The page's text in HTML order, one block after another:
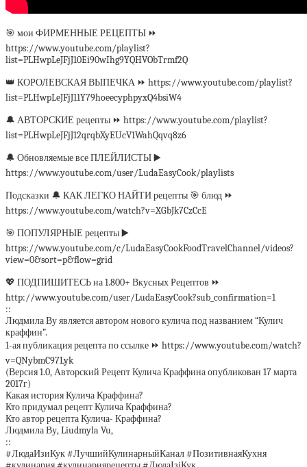
🎯 мои ФИРМЕННЫЕ РЕЦЕПТЫ ⏩
https://www.youtube.com/playlist?
list=PLHwpLeJFjJ10Ei90wIhg9YQHVObTrmf2Q
👑 КОРОЛЕВСКАЯ ВЫПЕЧКА ⏩ https://www.youtube.com/playlist?
list=PLHwpLeJFjJ11Y79hoeecyphpyxQ4bsiW4
🔔 АВТОРСКИЕ рецепты ⏩ https://www.youtube.com/playlist?
list=PLHwpLeJFjJ12qrqbXyEUcV1WahQqvq8z6
🔔 Обновляемые все ПЛЕЙЛИСТЫ ▶️
https://www.youtube.com/user/LudaEasyCook/playlists
Подсказки 🔔 КАК ЛЕГКО НАЙТИ рецепты 🎯 блюд ⏩
https://www.youtube.com/watch?v=XGbJk7CzCcE
🎯 ПОПУЛЯРНЫЕ рецепты ▶️
https://www.youtube.com/c/LudaEasyCookFoodTravelChannel/videos?
view=0&sort=p&flow=grid
💖 ПОДПИШИТЕСЬ на 1.800+ Вкусных Рецептов ⏩
http://www.youtube.com/user/LudaEasyCook?sub_confirmation=1
::
Людмила Ву является автором нового кулича под названием “Кулич
краффин”.
1-ая публикация рецепта по ссылке ⏩ https://www.youtube.com/watch?
v=QNybmC97Lyk
(Версия 1.0, Авторский Рецепт Кулича Краффина опубликован 17 марта
2017г)
Какая история Кулича Краффина?
Кто придумал рецепт Кулича Краффина?
Кто автор рецепта Кулича- Краффина?
Людмила Ву, Liudmyla Vu,
::
#ЛюдаИзиКук #ЛучшийКулинарныйКанал #ПозитивнаяКухня